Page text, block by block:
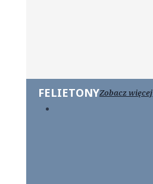
FELIETONYZobacz więcej